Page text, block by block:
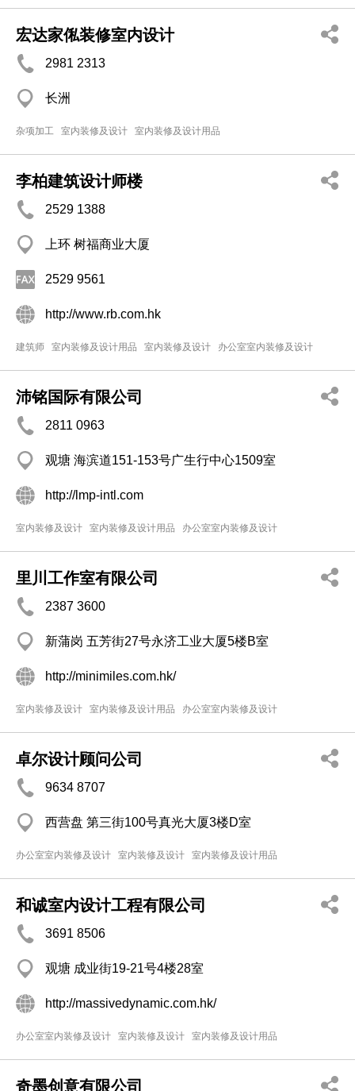
宏达家俬装修室内设计
2981 2313
长洲
杂项加工 室内装修及设计 室内装修及设计用品
李柏建筑设计师楼
2529 1388
上环 树福商业大厦
2529 9561
http://www.rb.com.hk
建筑师 室内装修及设计用品 室内装修及设计 办公室室内装修及设计
沛铭国际有限公司
2811 0963
观塘 海滨道151-153号广生行中心1509室
http://lmp-intl.com
室内装修及设计 室内装修及设计用品 办公室室内装修及设计
里川工作室有限公司
2387 3600
新蒲岗 五芳街27号永济工业大厦5楼B室
http://minimiles.com.hk/
室内装修及设计 室内装修及设计用品 办公室室内装修及设计
卓尔设计顾问公司
9634 8707
西营盘 第三街100号真光大厦3楼D室
办公室室内装修及设计 室内装修及设计 室内装修及设计用品
和诚室内设计工程有限公司
3691 8506
观塘 成业街19-21号4楼28室
http://massivedynamic.com.hk/
办公室室内装修及设计 室内装修及设计 室内装修及设计用品
奇墨创意有限公司